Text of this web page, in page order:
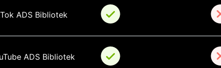
ADS Bibliotek
ADS Bibliotek